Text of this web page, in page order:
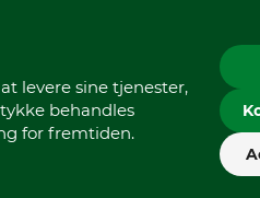
levere sine tjenester,
behandles
for fremtiden.